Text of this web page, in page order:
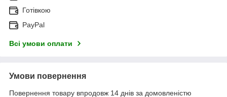
Готівкою
PayPal
Всі умови оплати
Умови повернення
Повернення товару впродовж 14 днів за домовленістю